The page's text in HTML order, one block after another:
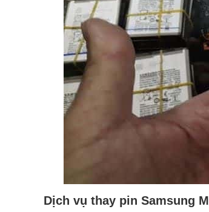
Dịch vụ thay pin Samsung